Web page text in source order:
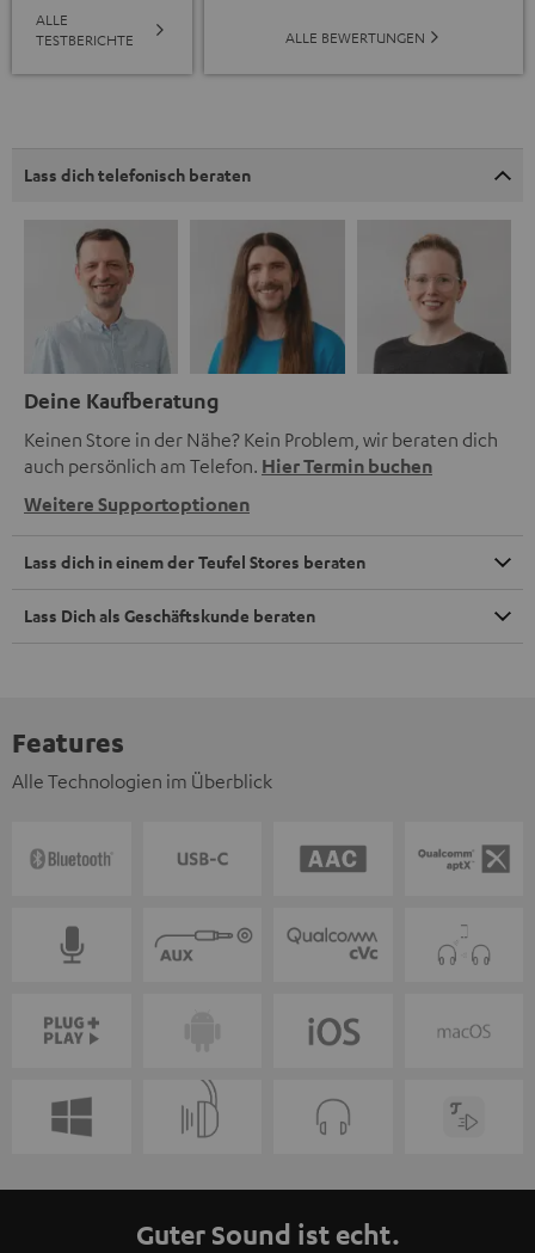
ALLE
TESTBERICHTE
ALLE BEWERTUNGEN
Lass dich telefonisch beraten
Deine Kaufberatung
Keinen Store in der Nähe? Kein Problem, wir beraten dich
auch persönlich am Telefon. Hier Termin buchen
Weitere Supportoptionen
Lass dich in einem der Teufel Stores beraten
Lass Dich als Geschäftskunde beraten
Features
Alle Technologien im Überblick
Guter Sound ist echt.